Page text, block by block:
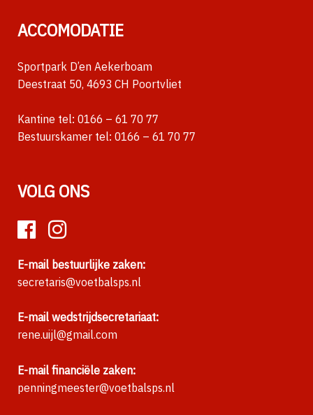
ACCOMODATIE
Sportpark D’en Aekerboam
Deestraat 50, 4693 CH Poortvliet
Kantine tel: 0166 – 61 70 77
Bestuurskamer tel: 0166 – 61 70 77
VOLG ONS
E-mail bestuurlijke zaken:
secretaris@voetbalsps.nl
E-mail wedstrijdsecretariaat:
rene.uijl@gmail.com
E-mail financiële zaken:
penningmeester@voetbalsps.nl